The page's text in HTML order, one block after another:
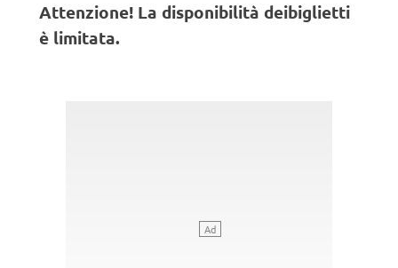
Attenzione! La disponibilità deibiglietti
è limitata.